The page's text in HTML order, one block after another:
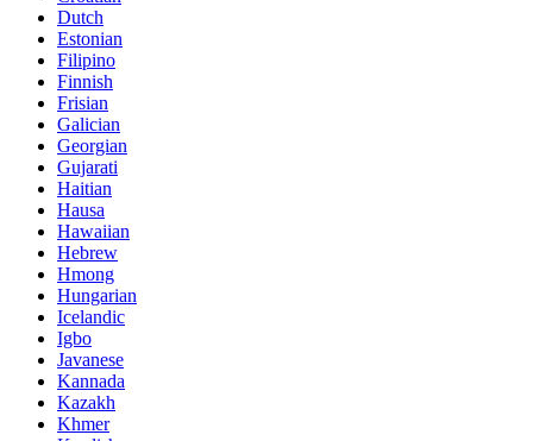
Dutch
Estonian
Filipino
Finnish
Frisian
Galician
Georgian
Gujarati
Haitian
Hausa
Hawaiian
Hebrew
Hmong
Hungarian
Icelandic
Igbo
Javanese
Kannada
Kazakh
Khmer